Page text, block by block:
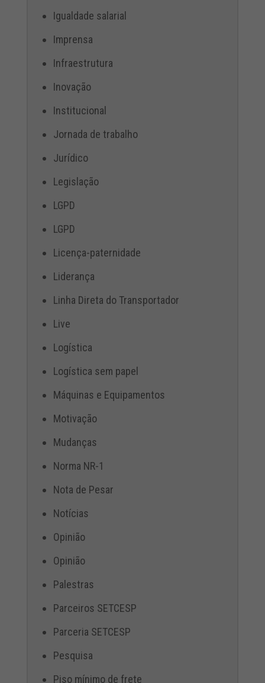
Igualdade salarial
Imprensa
Infraestrutura
Inovação
Institucional
Jornada de trabalho
Jurídico
Legislação
LGPD
LGPD
Licença-paternidade
Liderança
Linha Direta do Transportador
Live
Logística
Logística sem papel
Máquinas e Equipamentos
Motivação
Mudanças
Norma NR-1
Nota de Pesar
Notícias
Opinião
Opinião
Palestras
Parceiros SETCESP
Parceria SETCESP
Pesquisa
Piso mínimo de frete